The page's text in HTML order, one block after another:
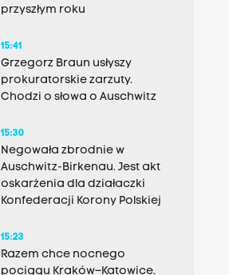
przyszłym roku
15:41
Grzegorz Braun usłyszy
prokuratorskie zarzuty.
Chodzi o słowa o Auschwitz
15:30
Negowała zbrodnie w
Auschwitz-Birkenau. Jest akt
oskarżenia dla działaczki
Konfederacji Korony Polskiej
15:23
Razem chce nocnego
pociągu Kraków–Katowice.